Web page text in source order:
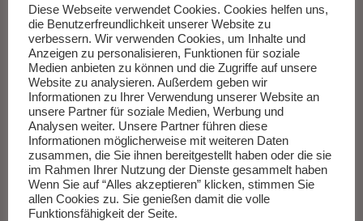
© Enrico Nawrath – Bayreuther Festspiele
Im Reiche Klingsors herrscht der eher würdevoll, nachdenklich
singende Jordan Shanahan als alleinige Wächter. Vollmundig
und rabenschwarz tönt es zuweilen. Klingsor fühlt sich seinen
entzückend aufreizenden, in glitzerrosa Hosenanzügen
posierenden Blumenmädchen verbunden. Sein Minneweib
Kundry soll ja auch eher Parsifal umgarnen, als ihn. Die mit
schlankem Timbre singenden Blumenmädchen (Evelin Novak,
Betsy Horne, Margaret Plummer Camille Schnoor, Julia Grüter,
Marie Henriette Reinhold) tragen Barbie-Kultmäßiges Rosa.
Diese Webseite verwendet Cookies. Cookies helfen uns,
die Benutzerfreundlichkeit unserer Website zu
verbessern. Wir verwenden Cookies, um Inhalte und
Anzeigen zu personalisieren, Funktionen für soziale
Medien anbieten zu können und die Zugriffe auf unsere
Website zu analysieren. Außerdem geben wir
Informationen zu Ihrer Verwendung unserer Website an
unsere Partner für soziale Medien, Werbung und
Analysen weiter. Unsere Partner führen diese
Informationen möglicherweise mit weiteren Daten
zusammen, die Sie ihnen bereitgestellt haben oder die sie
im Rahmen Ihrer Nutzung der Dienste gesammelt haben
Wenn Sie auf “Alles akzeptieren” klicken, stimmen Sie
allen Cookies zu. Sie genießen damit die volle
Funktionsfähigkeit der Seite.